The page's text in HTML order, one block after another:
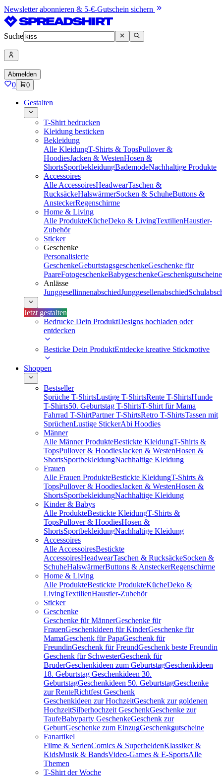
Newsletter abonnieren & 5-€-Gutschein sichern
Suche
Abmelden
0 0
Gestalten
T-Shirt bedrucken
Kleidung besticken
Bekleidung
Alle KleidungT-Shirts & TopsPullover &
HoodiesJacken & WestenHosen &
ShortsSportbekleidungBademodeNachhaltige Produkte
Accessoires
Alle AccessoiresHeadwearTaschen &
RucksäckeHalswärmerSocken & SchuheButtons &
AnsteckerRegenschirme
Home & Living
Alle ProdukteKücheDeko & LivingTextilienHaustier-
Zubehör
Sticker
Geschenke
Personalisierte
GeschenkeGeburtstagsgeschenkeGeschenke für
PaareFotogeschenkeBabygeschenkeGeschenkgutscheine
Anlässe
JunggesellinnenabschiedJunggesellenabschied
Jetzt gestalten
Bedrucke Dein ProduktDesigns hochladen oder
entdecken
Besticke Dein ProduktEntdecke kreative Stickmotive
Shoppen
Bestseller
Sprüche T-ShirtsLustige T-ShirtsRente T-ShirtsHunde
T-Shirts50. Geburtstag T-ShirtsT-Shirt für Mama
Fahrrad T-ShirtPartner T-ShirtsRetro T-ShirtsTassen mit
SprüchenLustige StickerAbi Hoodies
Männer
Alle Männer ProdukteBestickte KleidungT-Shirts &
TopsPullover & HoodiesJacken & WestenHosen &
ShortsSportbekleidungNachhaltige Kleidung
Frauen
Alle Frauen ProdukteBestickte KleidungT-Shirts &
TopsPullover & HoodiesJacken & WestenHosen &
ShortsSportbekleidungNachhaltige Kleidung
Kinder & Babys
Alle ProdukteBestickte KleidungT-Shirts &
TopsPullover & HoodiesHosen &
ShortsSportbekleidungNachhaltige Kleidung
Accessoires
Alle AccessoiresBestickte
AccessoiresHeadwearTaschen & RucksäckeSocken &
SchuheHalswärmerButtons & AnsteckerRegenschirme
Home & Living
Alle ProdukteBestickte ProdukteKücheDeko &
LivingTextilienHaustier-Zubehör
Sticker
Geschenke
Geschenke für MännerGeschenke für
FrauenGeschenkideen für KinderGeschenke für
MamaGeschenk für PapaGeschenk für
FreundinGeschenk für FreundGeschenk beste Freundin
Geschenk für SchwesterGeschenk für
BruderGeschenkideen zum GeburtstagGeschenkideen
18. Geburtstag Geschenkideen 30.
GeburtstagGeschenkideen 50. GeburtstagGeschenke
zur RenteRichtfest Geschenk
Geschenkideen zur HochzeitGeschenk zur goldenen
HochzeitSilberhochzeit GeschenkGeschenke zur
TaufeBabyparty GeschenkeGeschenk zur
GeburtGeschenke zum EinzugGeschenkgutscheine
Fanartikel
Filme & SerienComics & SuperheldenKlassiker &
KidsMusik & BandsVideo-Games & E-SportsAlle
Themen
T-Shirt der Woche